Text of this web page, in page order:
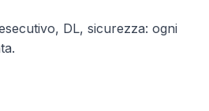
DL, sicurezza: ogni